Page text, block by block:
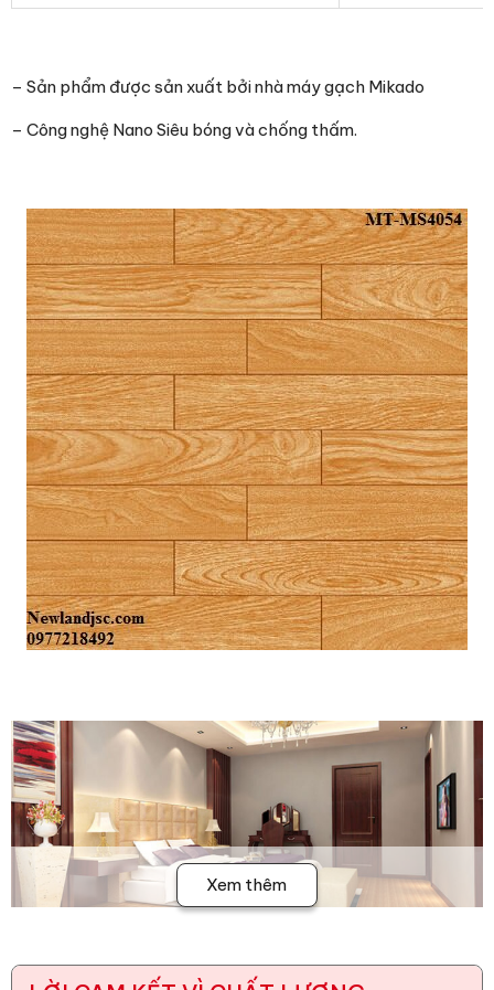
– Sản phẩm được sản xuất bởi nhà máy gạch Mikado
– Công nghệ Nano Siêu bóng và chống thấm.
Xem thêm